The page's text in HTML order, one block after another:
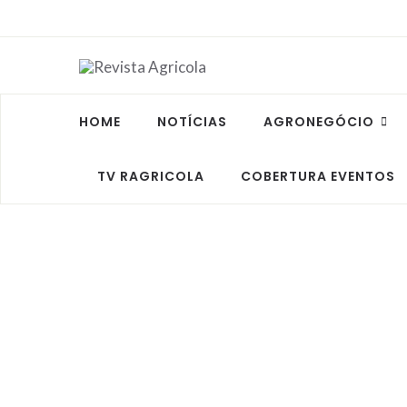
HOME NOTÍCIAS AGRONEGÓCIO
TV RAGRICOLA COBERTURA EVENTOS